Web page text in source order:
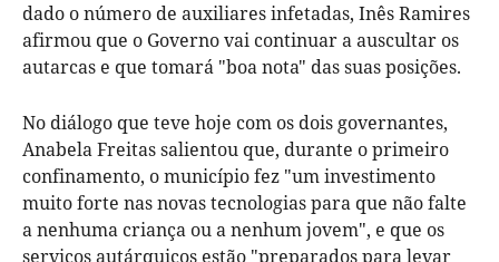
dado o número de auxiliares infetadas, Inês Ramires
afirmou que o Governo vai continuar a auscultar os
autarcas e que tomará "boa nota" das suas posições.
No diálogo que teve hoje com os dois governantes,
Anabela Freitas salientou que, durante o primeiro
confinamento, o município fez "um investimento
muito forte nas novas tecnologias para que não falte
a nenhuma criança ou a nenhum jovem", e que os
serviços autárquicos estão "preparados para levar